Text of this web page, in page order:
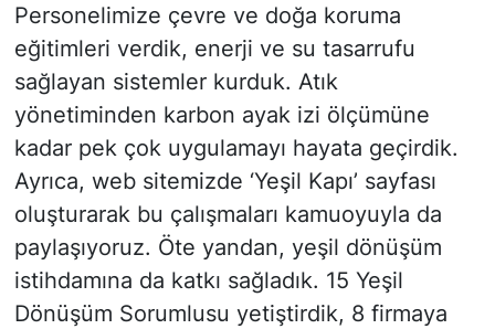
Personelimize çevre ve doğa koruma
eğitimleri verdik, enerji ve su tasarrufu
sağlayan sistemler kurduk. Atık
yönetiminden karbon ayak izi ölçümüne
kadar pek çok uygulamayı hayata geçirdik.
Ayrıca, web sitemizde ‘Yeşil Kapı’ sayfası
oluşturarak bu çalışmaları kamuoyuyla da
paylaşıyoruz. Öte yandan, yeşil dönüşüm
istihdamına da katkı sağladık. 15 Yeşil
Dönüşüm Sorumlusu yetiştirdik, 8 firmaya